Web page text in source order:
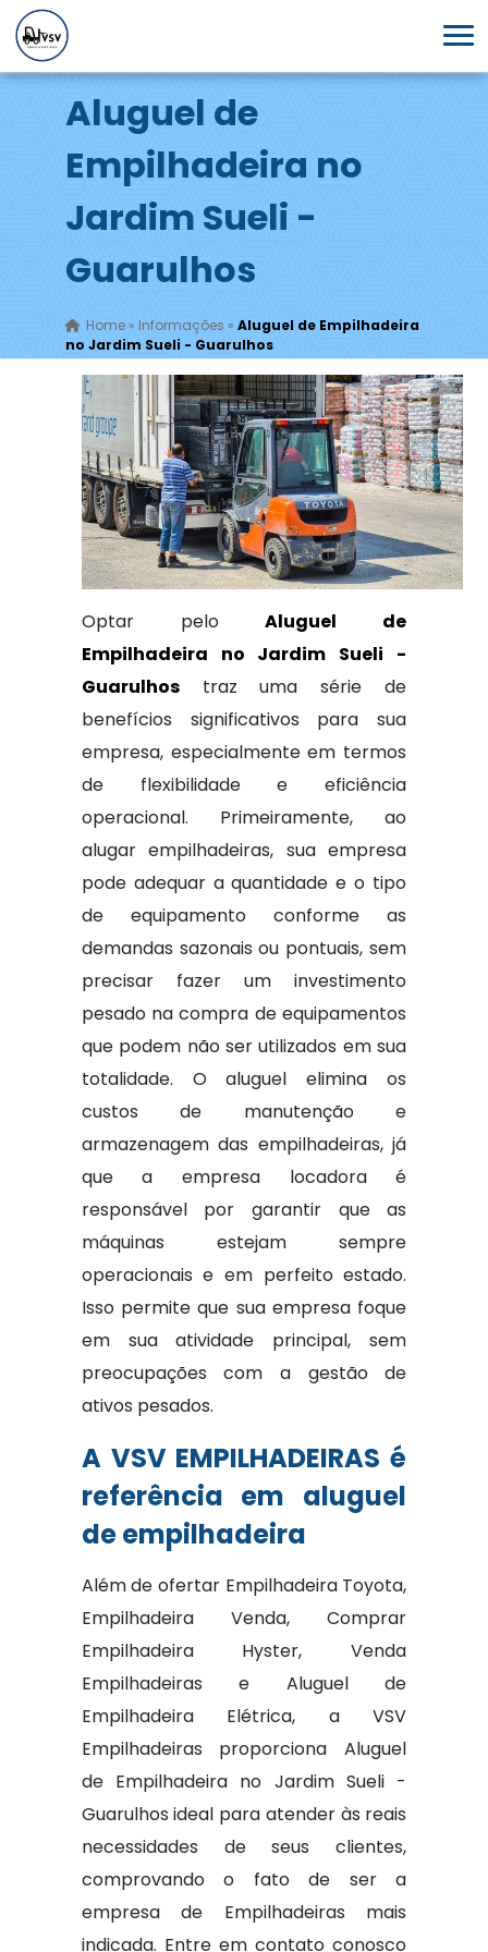
Aluguel de
Empilhadeira no
Jardim Sueli -
Guarulhos
Home» Informações » Aluguel de Empilhadeira
no Jardim Sueli - Guarulhos
Optar peloAluguel de
Empilhadeira no Jardim Sueli -
Guarulhostraz uma série de
benefícios significativos para sua
empresa, especialmente em termos
de flexibilidade e eficiência
operacional. Primeiramente, ao
alugar empilhadeiras, sua empresa
pode adequar a quantidade e o tipo
de equipamento conforme as
demandas sazonais ou pontuais, sem
precisar fazer um investimento
pesado na compra de equipamentos
que podem não ser utilizados em sua
totalidade. O aluguel elimina os
custos de manutenção e
armazenagem das empilhadeiras, já
que a empresa locadora é
responsável por garantir que as
máquinas estejam sempre
operacionais e em perfeito estado.
Isso permite que sua empresa foque
em sua atividade principal, sem
preocupações com a gestão de
ativos pesados.
A VSV EMPILHADEIRAS é
referência em aluguel
de empilhadeira
Além de ofertar Empilhadeira Toyota,
Empilhadeira Venda, Comprar
Empilhadeira Hyster, Venda
Empilhadeiras e Aluguel de
Empilhadeira Elétrica, a VSV
Empilhadeiras proporciona Aluguel
de Empilhadeira no Jardim Sueli -
Guarulhos ideal para atender às reais
necessidades de seus clientes,
comprovando o fato de ser a
empresa de Empilhadeiras mais
indicada. Entre em contato conosco